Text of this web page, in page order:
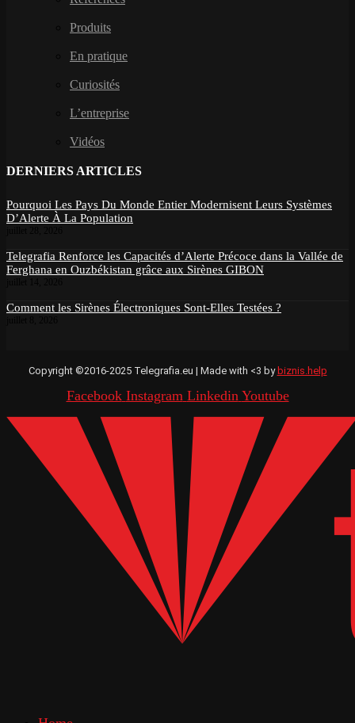
Produits
En pratique
Curiosités
L’entreprise
Vidéos
DERNIERS ARTICLES
Pourquoi Les Pays Du Monde Entier Modernisent Leurs Systèmes
D’Alerte À La Population
Telegrafia Renforce les Capacités d’Alerte Précoce dans la Vallée de
Ferghana en Ouzbékistan grâce aux Sirènes GIBON
Comment les Sirènes Électroniques Sont-Elles Testées ?
Copyright ©2016-2025 Telegrafia.eu | Made with <3 by biznis.help
Facebook Instagram Linkedin Youtube